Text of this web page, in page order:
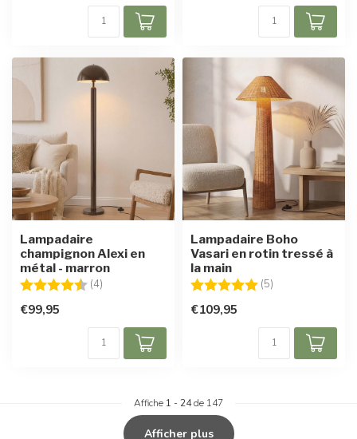
Lampadaire
champignon Alexi en
métal - marron
Note:
(4)
€99,95
Lampadaire Boho
Vasari en rotin tressé à
la main
Note:
(5)
€109,95
Affiche 1 - 24de 147
Afficher plus